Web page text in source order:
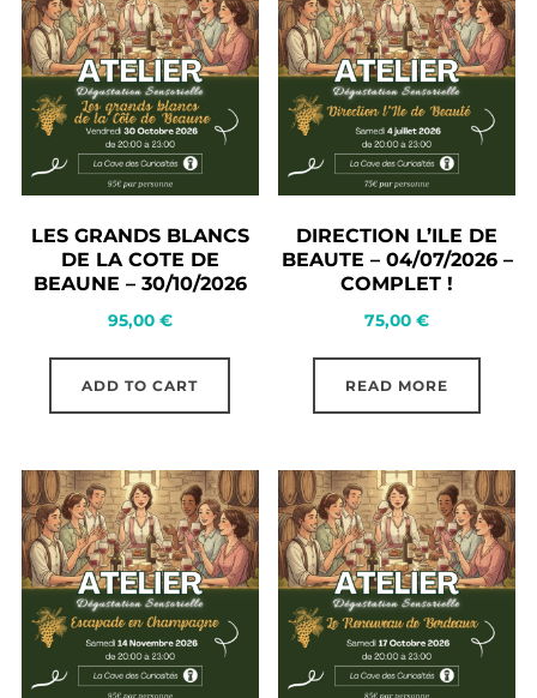
LES GRANDS BLANCS
DE LA COTE DE
BEAUNE – 30/10/2026
95,00 €
ADD TO CART
DIRECTION L’ILE DE
BEAUTE – 04/07/2026 –
COMPLET !
75,00€
READ MORE